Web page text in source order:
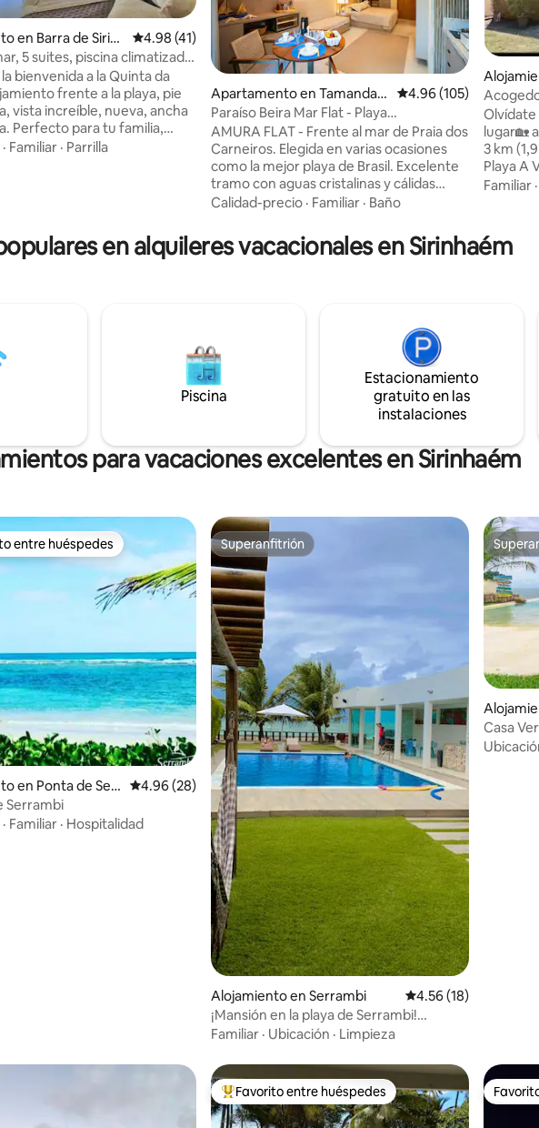
5.0 de 5, 15 reseñas
en Barra de Sirin
Calificación promedio: 4.98 de 5, 41 reseñas
4.98 (41)
5 suites, piscina climatizada,
bienvenida a la Quinta da
frente a la playa, pie
vista increíble, nueva, ancha
Perfecto para tu familia,
Frente a la isla de Santo
de lanchas rápidas, piscina
· Familiar · Parrilla
Apartamento en Tamandar
é
Calificación promedio:
4.96 (105)
Paraíso Beira Mar Flat - Playa
Carneiros/PE
AMURA FLAT - Frente al mar de Praia dos
Carneiros. Elegida en varias ocasiones
como la mejor playa de Brasil. Excelente
tramo con aguas cristalinas y cálidas
ubicado en Tamandaré/PE. Nuevo
con 01 cama Queen + 01 sofá cama con
capacidad para hasta 04 personas con
vajilla. Cuenta con piscina, cancha de
fútbol, Beach Club / parque.
Calidad-precio · Familiar · Baño
de la
lugar🏡 a
3 km
Playa A
isla Santo Aleixo. A
relajarse
Vivienda
Familiar ·
en alquileres vacacionales en Sirinhaém
Piscina
Estacionamiento
gratuito en las
instalaciones
para vacaciones excelentes en Sirinhaém
de 5, 16 reseñas
huéspedes preferido
entre huéspedes
en Ponta de Serr Calificación promedio: 4.96 de 5, 28 reseñas
4.96 (28)
Serrambi
· Familiar · Hospitalidad
Superanfitrión
Superanfitrión
Alojamiento en Serrambi Calificación
4.56 (18)
¡Mansión en la playa de Serrambi!
Espectacular.
Familiar · Ubicación · Limpieza
Casa
Favorito entre huéspedes preferido
Favorito entre huéspedes